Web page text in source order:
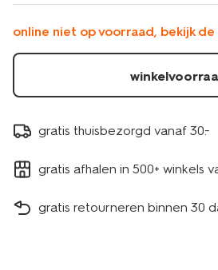
15900573.html
online niet op voorraad, bekijk
gratis thuisbezorgd vanaf 30.-
gratis afhalen in 500+ winkels
gratis retourneren binnen 30